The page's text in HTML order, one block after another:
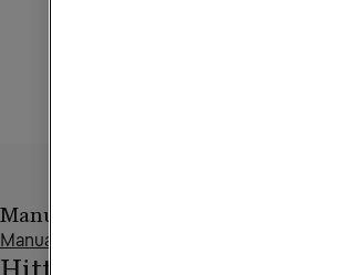
Manualer och guider
Manual - Fjärrkontroll med siffror